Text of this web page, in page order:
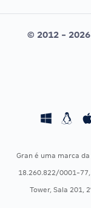
Editais publicados
CONCURSOS POR
Concursos Fiscais
Concursos Saúde
© 2012 -
Gran é uma marca
18.260.822/0001-77,
Tower, Sala 201,